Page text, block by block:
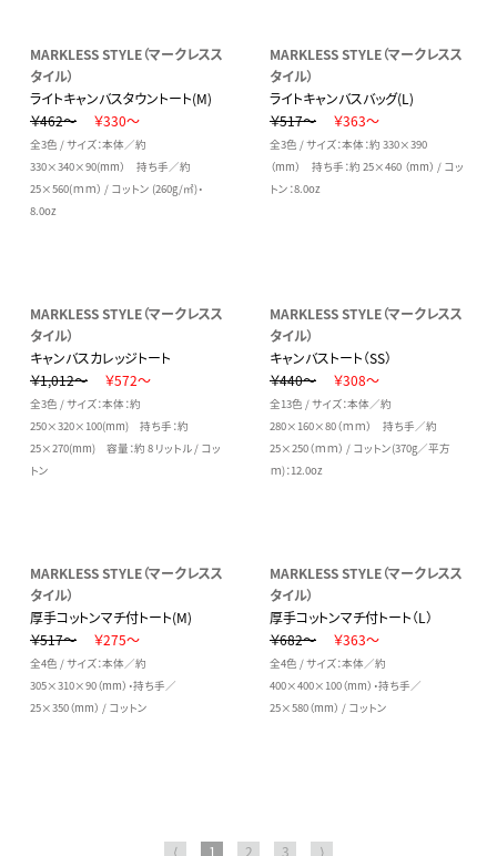
MARKLESS STYLE（マークレスス
タイル）
ライトキャンバスタウントート(M)
￥462～
￥330～
全3色 / サイズ：本体／約
330×340×90(mm） 持ち手／約
25×560(ｍｍ） / コットン (260g/㎡)・
8.0oz
MARKLESS STYLE（マークレスス
タイル）
ライトキャンバスバッグ(L)
￥517～
￥363～
全3色 / サイズ：本体：約 330×390
（mm） 持ち手：約 25×460 （mm） / コッ
トン：8.0oz
MARKLESS STYLE（マークレスス
タイル）
キャンバスカレッジトート
￥1,012～
￥572～
全3色 / サイズ：本体：約
250×320×100(mm) 持ち手：約
25×270(mm) 容量：約 8 リットル / コッ
トン
MARKLESS STYLE（マークレスス
タイル）
キャンバストート（SS）
￥440～
￥308～
全13色 / サイズ：本体／約
280×160×80（ｍｍ） 持ち手／約
25×250（ｍｍ） / コットン(370g／平方
ｍ)：12.0oz
MARKLESS STYLE（マークレスス
タイル）
厚手コットンマチ付トート(M)
￥517～
￥275～
全4色 / サイズ：本体／約
305×310×90（mm）・持ち手／
25×350（mm） / コットン
MARKLESS STYLE（マークレスス
タイル）
厚手コットンマチ付トート（L）
￥682～
￥363～
全4色 / サイズ：本体／約
400×400×100（mm）・持ち手／
25×580（mm） / コットン
⟨ 1 2 3 ⟩